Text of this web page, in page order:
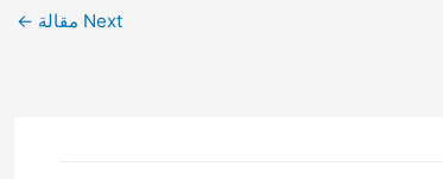
Next مقالة ←